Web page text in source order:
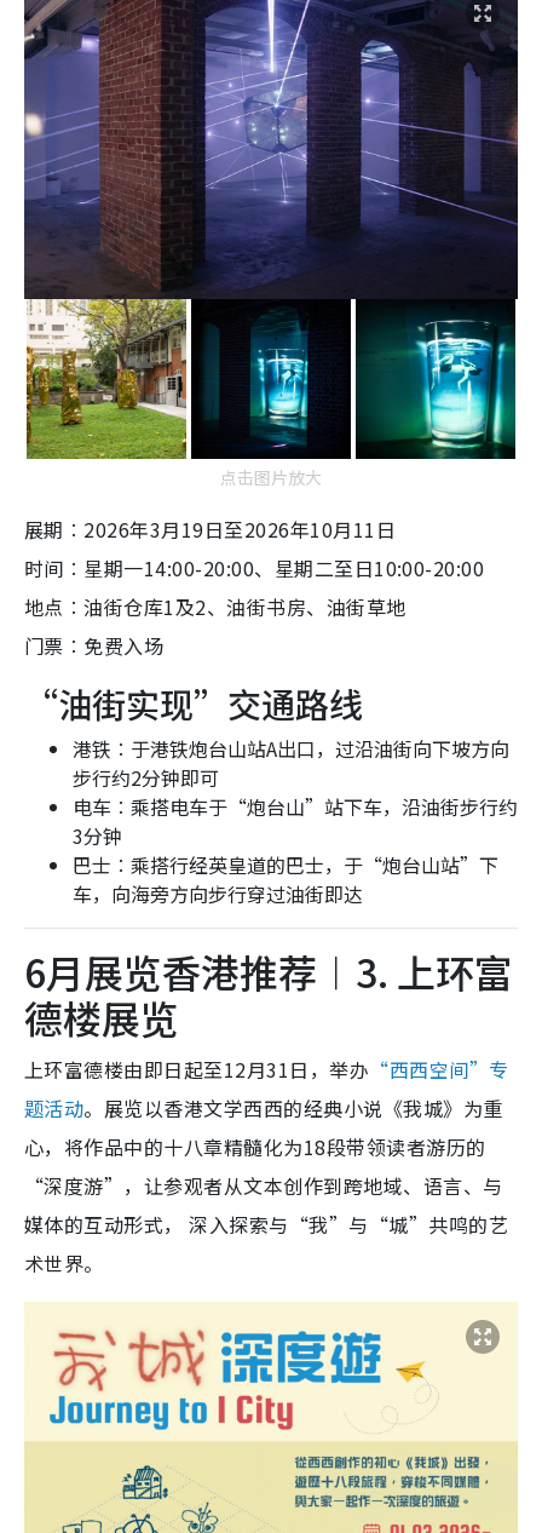
点击图片放大
展期︰2026年3月19日至2026年10月11日
时间︰星期一14:00-20:00、星期二至日10:00-20:00
地点︰油街仓库1及2、油街书房、油街草地
门票︰免费入场
“油街实现”交通路线
港铁︰于港铁炮台山站A出口，过沿油街向下坡方向
步行约2分钟即可
电车︰乘搭电车于“炮台山”站下车，沿油街步行约
3分钟
巴士︰乘搭行经英皇道的巴士，于“炮台山站”下
车，向海旁方向步行穿过油街即达
6月展览香港推荐︱3. 上环富
德楼展览
上环富德楼由即日起至12月31日，举办 “西西空间”专
题活动。展览以香港文学西西的经典小说《我城》为重
心，将作品中的十八章精髓化为18段带领读者游历的
“深度游”，让参观者从文本创作到跨地域、语言、与
媒体的互动形式， 深入探索与“我”与“城”共鸣的艺
术世界。